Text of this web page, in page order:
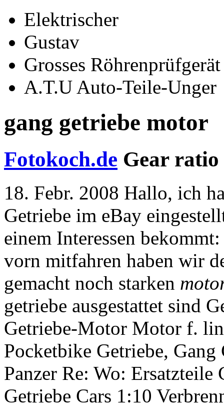
Elektrischer
Gustav
Grosses Röhrenprüfgerät
A.T.U Auto-Teile-Unger
gang getriebe motor
Fotokoch.de Gear ratio
18. Febr. 2008 Hallo, ich
Getriebe im eBay
einem Interessen
vorn mitfahren haben wir
gemacht noch starken
getriebe ausgestattet sind
Getriebe-Motor Motor f.
Pocketbike Getriebe,
Panzer Re: Wo:
Getriebe Cars 1:10